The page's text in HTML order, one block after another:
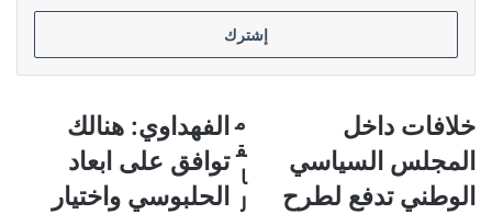
الإلكتروني
خلافات
داخل
المجلس
السياسي
الوطني
خلافات داخل
المجلس السياسي
الوطني تدفع لطرح
الفهداوي:
هنالك
توافق
على
ابعاد
الفهداوي: هنالك
توافق على ابعاد
الحلبوسي واختيار
م
ق
ا
ل